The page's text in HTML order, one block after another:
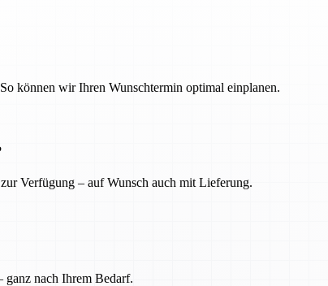
können wir Ihren Wunschtermin optimal einplanen.
Verfügung – auf Wunsch auch mit Lieferung.
ganz nach Ihrem Bedarf.